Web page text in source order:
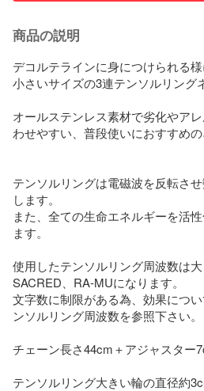
商品の説明
デコルテラインに身につけられる
小さいサイズの3連テンソルリング
オールステンレス素材で劣化やア
わせやすい、普段使いにおすすめの
テンソルリングは電磁波を反転さ
します。
また、全ての生命エネルギーを活
ます。
使用したテンソルリング周波数は大
SACRED、RA-MUになります。
文字数に制限がある為、効果につ
ンソルリング周波数を参照下さい。
チェーン長さ44cm＋アジャスター
テンソルリング大きい輪の直径約